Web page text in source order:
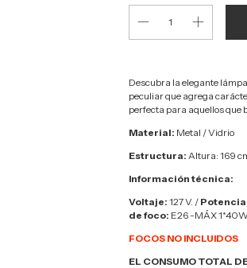
Descubra la elegante
peculiar que agrega
perfecta para aquellos que
Material: Metal / Vidrio
Estructura: Altura: 169
Información técnica:
Voltaje: 127 V. /
de foco: E26 -MÁX
FOCOS NO INCLUIDOS
EL CONSUMO TOTAL